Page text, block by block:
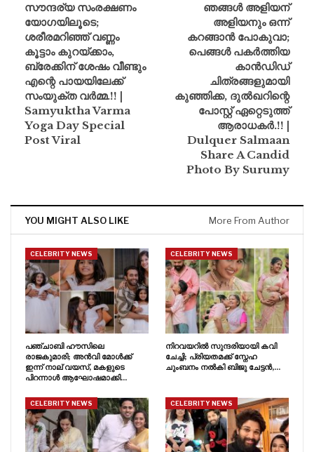
സൗന്ദര്യ സംരക്ഷണം
യോഗയിലൂടെ;
ശരീരമറിഞ്ഞ് വണ്ണം
കൂട്ടാം കുറയ്‌ക്കാം,
ബ്രേക്കിന് ശേഷം വീണ്ടും
എന്റെ പായയിലേക്ക്
സംയുക്ത വർമ്മ.!! |
Samyuktha Varma
Yoga Day Special
Post Viral
ഞങ്ങൾ അളിയന്
അളിയനും ഒന്ന്
കറങ്ങാൻ പോകുവാ;
പെങ്ങൾ പകർത്തിയ
കാൻഡിഡ്
ചിത്രങ്ങളുമായി
കുഞ്ഞിക്ക, ദുൽഖറിന്റെ
പോസ്റ്റ് ഏറ്റെടുത്ത്
ആരാധകർ.!! |
Dulquer Salmaan
Share A Candid
Photo By Surumy
YOU MIGHT ALSO LIKE More From Author
CELEBRITY NEWS
പഞ്ചാബി ഹൗസിലെ
രാജകുമാരി; അൻവി മോൾക്ക്
ഇന്ന് നാല് വയസ്, മകളുടെ
പിറന്നാൾ ആഘോഷമാക്കി…
CELEBRITY NEWS
നിറവയറിൽ സുന്ദരിയായി കവി
ചേച്ചി; പ്രിയതമക്ക് സ്നേഹ
ചുംബനം നൽകി ബിജു ചേട്ടൻ,…
CELEBRITY NEWS CELEBRITY NEWS